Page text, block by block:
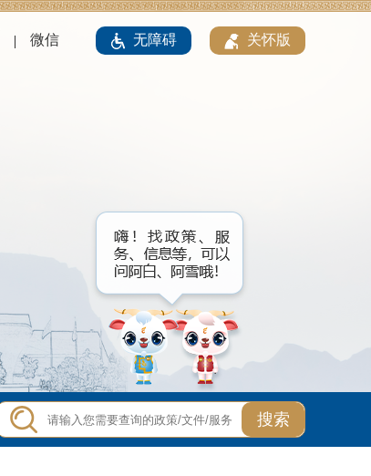
| 微信 无障碍 关怀版
搜索